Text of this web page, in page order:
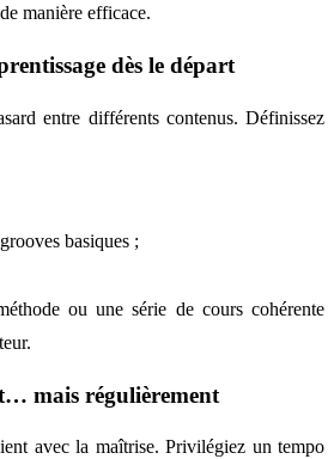
manière efficace.
dès le départ
entre différents contenus. Définissez
basiques ;
ou une série de cours cohérente
mais régulièrement
avec la maîtrise. Privilégiez un tempo